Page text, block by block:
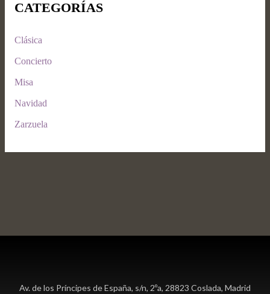
CATEGORÍAS
Clásica
Concierto
Misa
Navidad
Zarzuela
Av. de los Príncipes de España, s/n, 2ºa, 28823 Coslada, Madrid